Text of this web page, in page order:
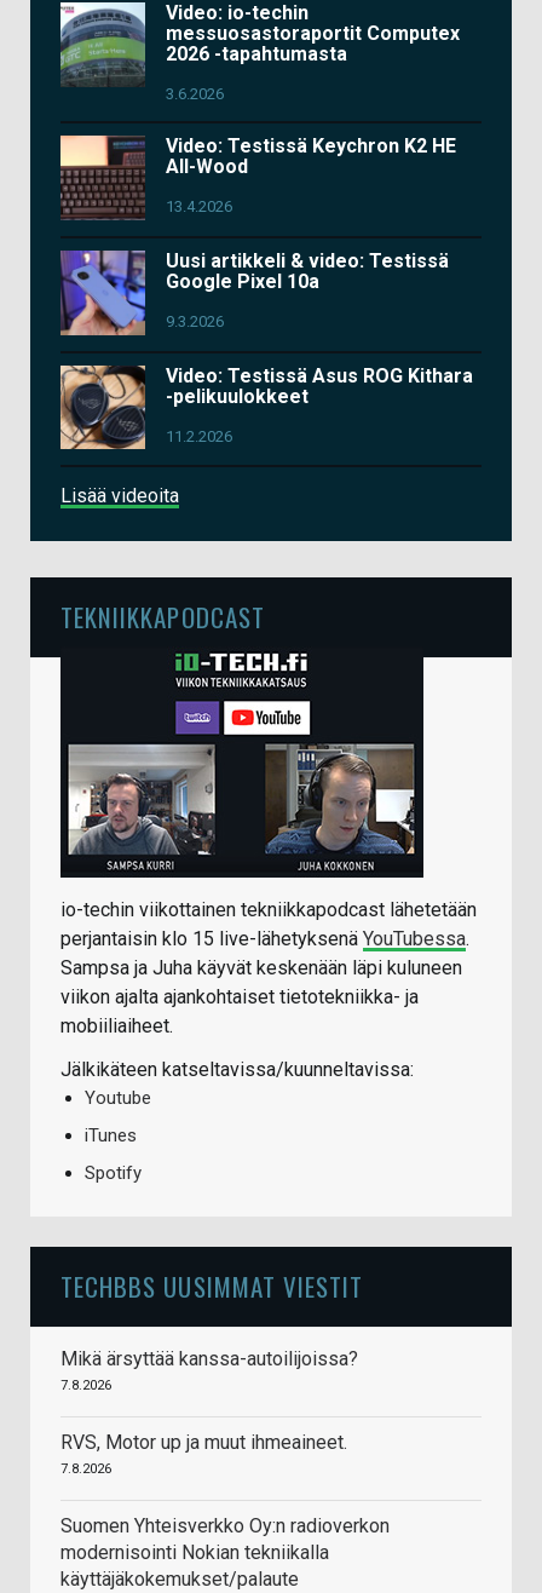
Video: io-techin
messuosastoraportit Computex
2026 -tapahtumasta
3.6.2026
Video: Testissä Keychron K2 HE
All-Wood
13.4.2026
Uusi artikkeli & video: Testissä
Google Pixel 10a
9.3.2026
Video: Testissä Asus ROG Kithara
-pelikuulokkeet
11.2.2026
Lisää videoita
TEKNIIKKAPODCAST
io-techin viikottainen tekniikkapodcast lähetetään
perjantaisin klo 15 live-lähetyksenä YouTubessa.
Sampsa ja Juha käyvät keskenään läpi kuluneen
viikon ajalta ajankohtaiset tietotekniikka- ja
mobiiliaiheet.
Jälkikäteen katseltavissa/kuunneltavissa:
Youtube
iTunes
Spotify
TECHBBS UUSIMMAT VIESTIT
Mikä ärsyttää kanssa-autoilijoissa?
7.8.2026
RVS, Motor up ja muut ihmeaineet.
7.8.2026
Suomen Yhteisverkko Oy:n radioverkon
modernisointi Nokian tekniikalla
käyttäjäkokemukset/palaute